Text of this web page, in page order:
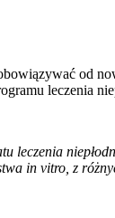
od
leczenia
leczenia
in vitro, z